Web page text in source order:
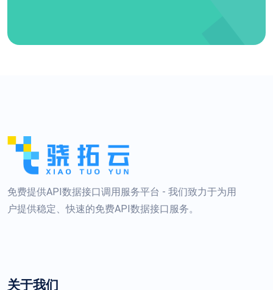
免费提供API数据接口调用服务平台 - 我们致力于为用
户提供稳定、快速的免费API数据接口服务。
关于我们